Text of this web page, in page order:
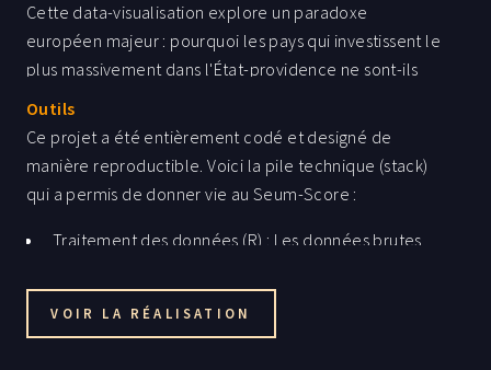
Cette data-visualisation explore un paradoxe
européen majeur : pourquoi les pays qui investissent le
plus massivement dans l'État-providence ne sont-ils
pas toujours ceux où les citoyens s'estiment les plus
heureux ?
Pour y répondre, le projet construit un "Seum-Score"
inédit. Il passe au crible 25 indicateurs, croisant la
répartition des dépenses publiques avec des mesures
Composantes Principales (ACP) et un algorithme de
clustering, le continent est découpé en quatre grandes
familles psychologiques et économiques.
Outils
Ce projet a été entièrement codé et designé de
manière reproductible. Voici la pile technique (stack)
qui a permis de donner vie au Seum-Score :
Traitement des données (R) : Les données brutes
Composantes Principales (ACP) et le clustering ont
été réalisés grâce aux packages FactoMineR et
VOIR LA RÉALISATION